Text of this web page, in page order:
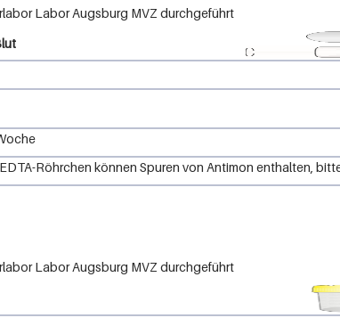
Labor Augsburg MVZ
Röhrchen können Spuren von Antimon enthalten,
Labor Augsburg MVZ